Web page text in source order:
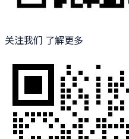
关注我们 了解更多